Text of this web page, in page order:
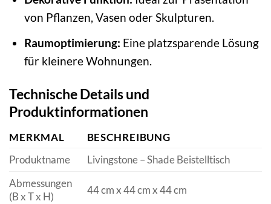
von Pflanzen, Vasen oder Skulpturen.
Raumoptimierung: Eine platzsparende Lösung
für kleinere Wohnungen.
Technische Details und
Produktinformationen
MERKMAL
BESCHREIBUNG
Produktname
Livingstone – Shade Beistelltisch
Abmessungen
(B x T x H)
44 cm x 44 cm x 44 cm